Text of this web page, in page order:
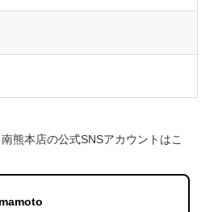
熊本店の公式SNSアカウントはこ